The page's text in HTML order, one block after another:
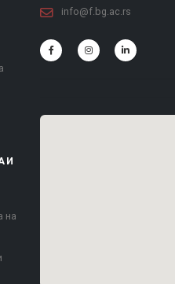
И
на
info@f.bg.ac.rs